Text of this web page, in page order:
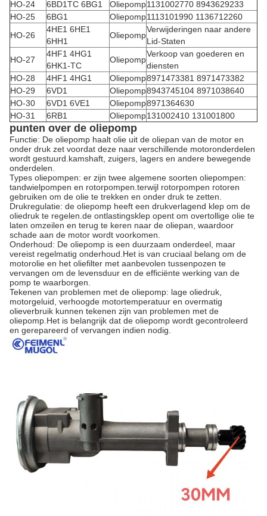
HO-24 6BD1TC 6BG1 Oliepomp1131002770 8943629233
HO-25
6BG1 Oliepomp1113101990 1136712260
HO-26
4HE1 6HE1
6HH1
Oliepomp
Verwijderingen naar andere
Lid-Staten
HO-27
4HF1 4HG1
6HK1-TC
Oliepomp
Verkoop van goederen en
diensten
HO-28
4HF1 4HG1 Oliepomp8971473381 8971473382
HO-29
6VD1 Oliepomp8943745104 8971038640
HO-30
6VD1 6VE1 Oliepomp8971364630
HO-31
6RB1 Oliepomp131002410 131001800
punten over de oliepomp
Functie: De oliepomp haalt olie uit de oliepan van de motor en
onder druk zet voordat deze naar verschillende motoronderdelen
wordt gestuurd.kamshaft, zuigers, lagers en andere bewegende
onderdelen.
Types oliepompen: er zijn twee algemene soorten oliepompen:
tandwielpompen en rotorpompen.terwijl rotorpompen rotoren
gebruiken om de olie te trekken en onder druk te zetten.
Drukregulatie: de oliepomp heeft een drukverlagend klep om de
oliedruk te regelen.de ontlastingsklep opent om overtollige olie te
laten omzeilen en terug te keren naar de oliepan, waardoor
schade aan de motor wordt voorkomen.
Onderhoud: De oliepomp is een duurzaam onderdeel, maar
vereist regelmatig onderhoud.Het is van cruciaal belang om de
motorolie en het oliefilter met aanbevolen tussenpozen te
vervangen om de levensduur en de efficiënte werking van de
pomp te waarborgen.
Tekenen van problemen met de oliepomp: lage oliedruk,
motorgeluid, verhoogde motortemperatuur en overmatig
olieverbruik kunnen tekenen zijn van problemen met de
oliepomp.Het is belangrijk dat de oliepomp wordt gecontroleerd
en gerepareerd of vervangen indien nodig.